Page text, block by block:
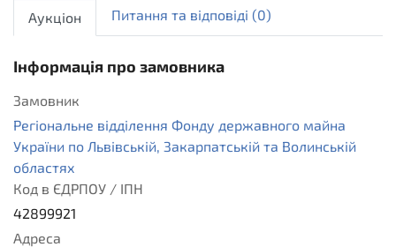
Аукціон
Питання та вiдповiдi (0)
Інформація про замовника
Замовник
Регіональне відділення Фонду державного майна
України по Львівській, Закарпатській та Волинській
областях
Код в ЄДРПОУ / ІПН
42899921
Адреса